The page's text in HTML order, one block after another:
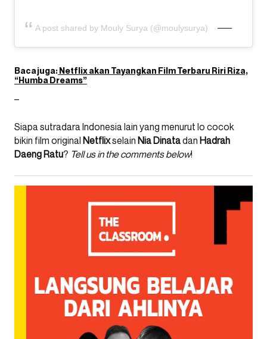
A post shared by Mouly Surya (@moulysurya)
Baca juga:Netflix akan Tayangkan Film Terbaru Riri Riza,
“Humba Dreams”
–
Siapa sutradara Indonesia lain yang menurut lo cocok
bikin film original Netflixselain Nia Dinatadan Hadrah
Daeng Ratu? Tell us in the comments below!